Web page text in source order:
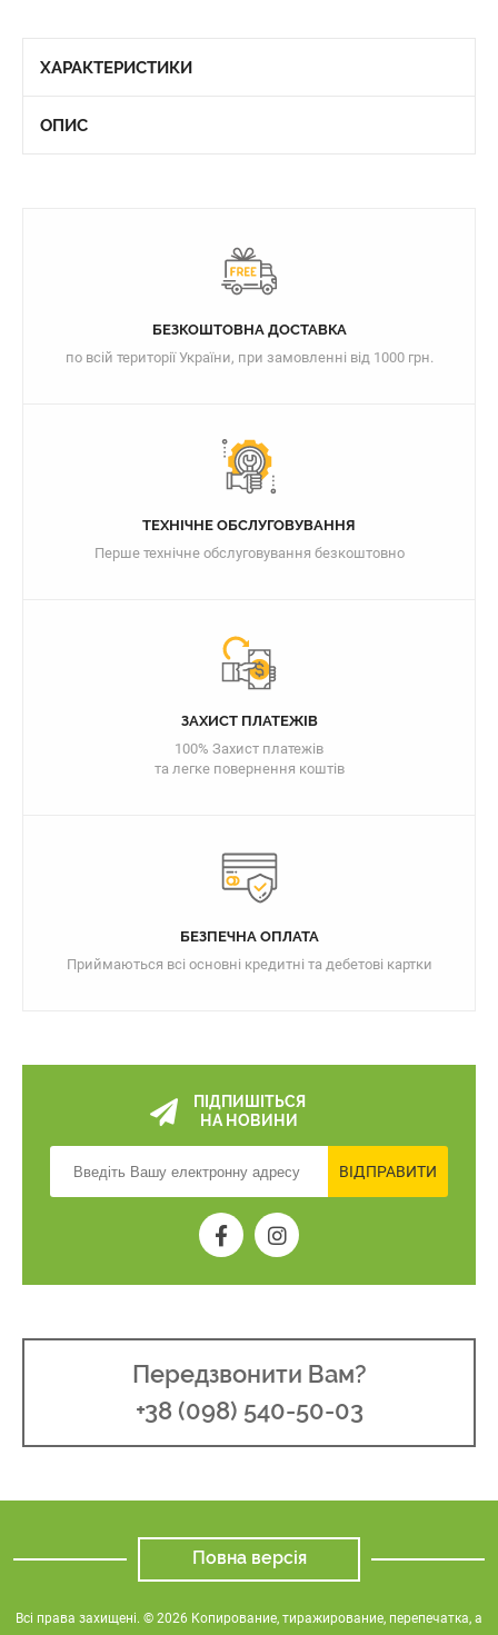
ХАРАКТЕРИСТИКИ
ОПИС
БЕЗКОШТОВНА ДОСТАВКА
по всій території України, при замовленні від 1000 грн.
ТЕХНІЧНЕ ОБСЛУГОВУВАННЯ
Перше технічне обслуговування безкоштовно
ЗАХИСТ ПЛАТЕЖІВ
100% Захист платежів
та легке повернення коштів
БЕЗПЕЧНА ОПЛАТА
Приймаються всі основні кредитні та дебетові картки
ПІДПИШІТЬСЯ
НА НОВИНИ
ВІДПРАВИТИ
Передзвонити Вам?
+38 (098) 540-50-03
Повна версія
Всі права захищені. © 2026 Копирование, тиражирование, перепечатка, а